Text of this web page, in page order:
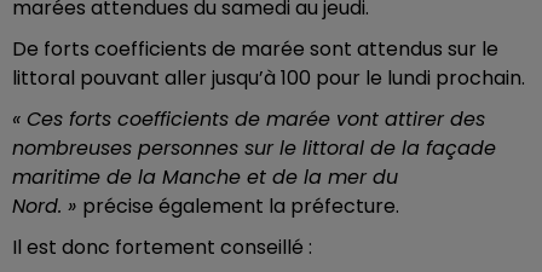
marées attendues du samedi au jeudi.
De forts coefficients de marée sont attendus sur le
littoral pouvant aller jusqu’à 100 pour le lundi prochain.
« Ces forts coefficients de marée vont attirer des
nombreuses personnes sur le littoral de la façade
maritime de la Manche et de la mer du
Nord. » précise également la préfecture.
Il est donc fortement conseillé :